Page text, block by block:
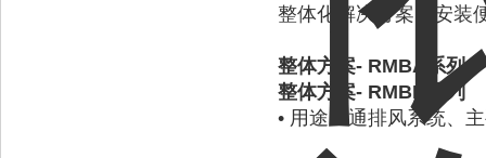
整体化解决方案，安装
整体方案- RMBA
系列
整体方案- RMBB
系列
• 用途：通排风系统、